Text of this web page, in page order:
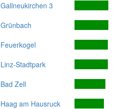
Gallneukirchen 3
Grünbach
Feuerkogel
Linz-Stadtpark
Bad Zell
Haag am Hausruck